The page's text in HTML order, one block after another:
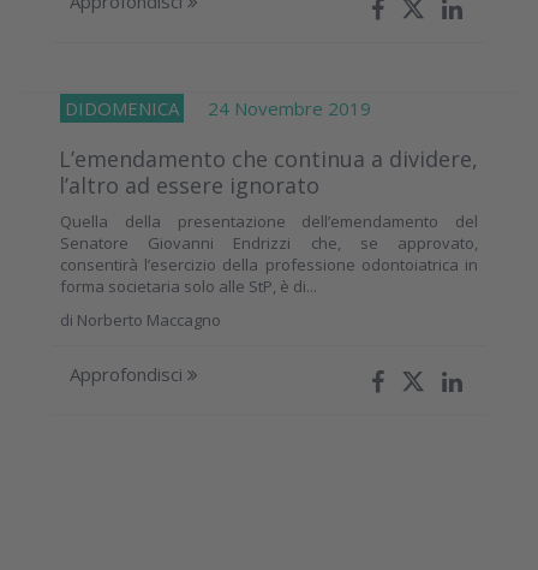
DIDOMENICA 24 Novembre 2019
L’emendamento che continua a dividere,
l’altro ad essere ignorato
Quella della presentazione dell’emendamento del
Senatore Giovanni Endrizzi che, se approvato,
consentirà l’esercizio della professione odontoiatrica in
forma societaria solo alle StP, è di...
di Norberto Maccagno
Approfondisci